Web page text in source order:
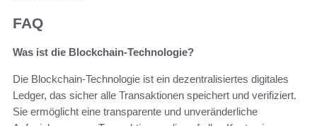
FAQ
Was ist die Blockchain-Technologie?
Die Blockchain-Technologie ist ein dezentralisiertes digitales
Ledger, das sicher alle Transaktionen speichert und verifiziert.
Sie ermöglicht eine transparente und unveränderliche